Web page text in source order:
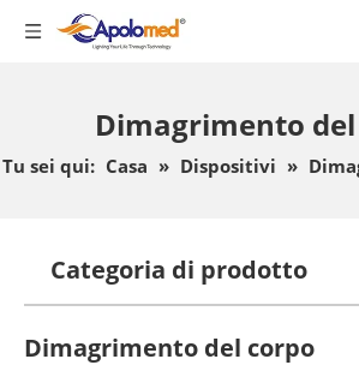
Dimagrimento
Tu sei qui: Casa » Dispositivi »
Categoria di prodotto
Dimagrimento del corpo